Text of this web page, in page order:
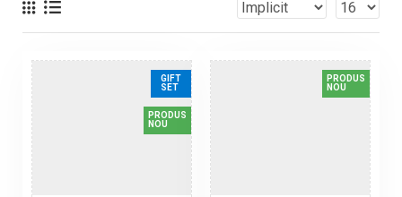
PRODUS
NOU
GIFT
SET
PRODUS
NOU